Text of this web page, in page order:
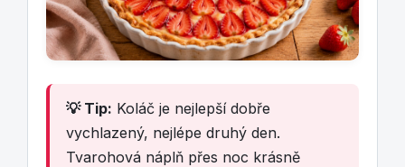
💡 Tip: Koláč je nejlepší dobře
vychlazený, nejlépe druhý den.
Tvarohová náplň přes noc krásně